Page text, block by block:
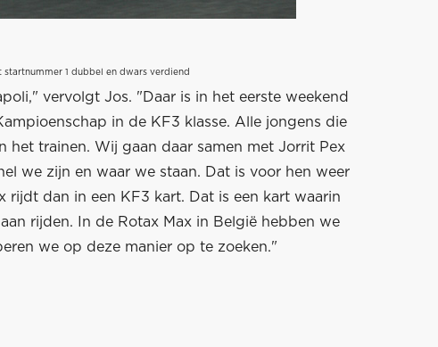
startnummer 1 dubbel en dwars verdiend
vervolgt Jos. "Daar is in het eerste weekend
in de KF3 klasse. Alle jongens die
het trainen. Wij gaan daar samen met Jorrit Pex
we zijn en waar we staan. Dat is voor hen weer
rijdt dan in een KF3 kart. Dat is een kart waarin
rijden. In de Rotax Max in België hebben we
we op deze manier op te zoeken."